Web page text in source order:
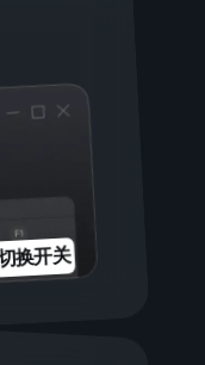
换开关